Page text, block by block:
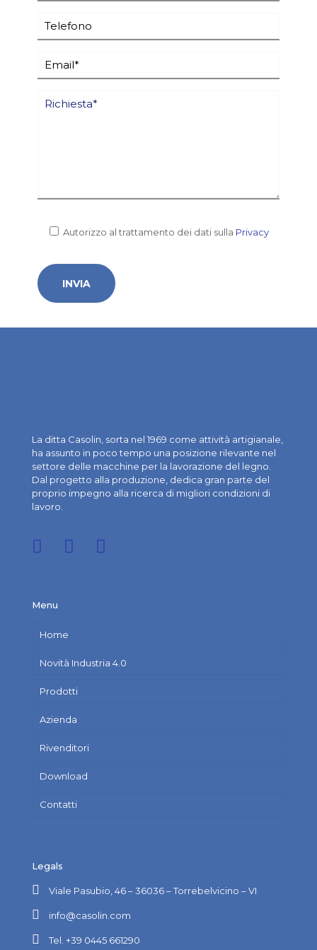
Autorizzo al trattamento dei dati sulla Privacy
La ditta Casolin, sorta nel 1969 come attività artigianale,
ha assunto in poco tempo una posizione rilevante nel
settore delle macchine per la lavorazione del legno.
Dal progetto alla produzione, dedica gran parte del
proprio impegno alla ricerca di migliori condizioni di
lavoro.
Menu
Home
Novità Industria 4.0
Prodotti
Azienda
Rivenditori
Download
Contatti
Legals
Viale Pasubio, 46 – 36036 – Torrebelvicino – VI
info@casolin.com
Tel. +39 0445 661290